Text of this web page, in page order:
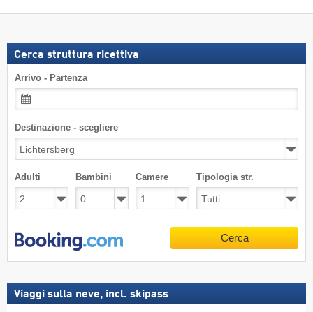
Cerca struttura ricettiva
Arrivo - Partenza
Destinazione - scegliere
Adulti Bambini Camere Tipologia str.
Cerca
Viaggi sulla neve, incl. skipass